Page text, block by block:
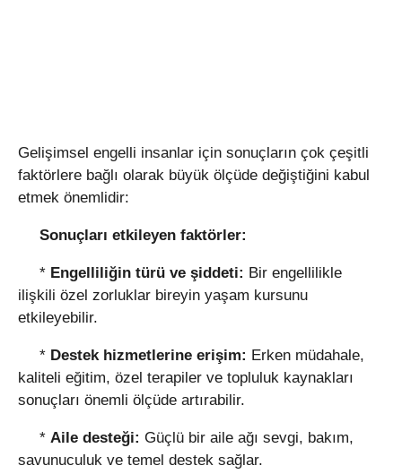
Gelişimsel engelli insanlar için sonuçların çok çeşitli
faktörlere bağlı olarak büyük ölçüde değiştiğini kabul
etmek önemlidir:
Sonuçları etkileyen faktörler:
* Engelliliğin türü ve şiddeti: Bir engellilikle
ilişkili özel zorluklar bireyin yaşam kursunu
etkileyebilir.
* Destek hizmetlerine erişim: Erken müdahale,
kaliteli eğitim, özel terapiler ve topluluk kaynakları
sonuçları önemli ölçüde artırabilir.
* Aile desteği: Güçlü bir aile ağı sevgi, bakım,
savunuculuk ve temel destek sağlar.